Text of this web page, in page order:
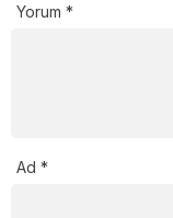
Yorum *
Ad *